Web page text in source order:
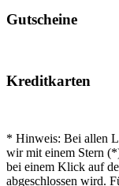
Gutscheine
Kreditkarten
* Hinweis: Bei allen
wir mit einem Stern
bei einem Klick auf
abgeschlossen wird.